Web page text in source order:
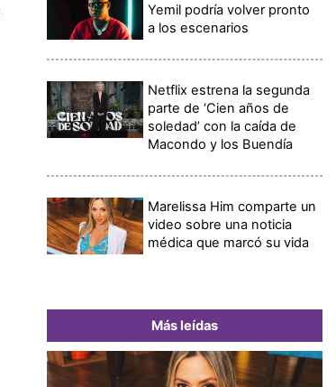
Yemil podría volver pronto
a los escenarios
Netflix estrena la segunda
parte de ‘Cien años de
soledad’ con la caída de
Macondo y los Buendía
Marelissa Him comparte un
video sobre una noticia
médica que marcó su vida
Más leídas